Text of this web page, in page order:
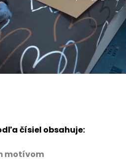
Loaded
72.82%
čísiel obsahuje:
motívom